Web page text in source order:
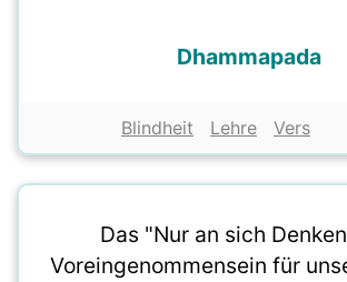
Dhammapada
Blindheit Lehre Vers
Das "Nur an sich
Voreingenommensein für